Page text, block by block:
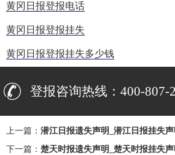
黄冈日报登报电话
黄冈日报登报挂失
黄冈日报登报挂失多少钱
登报咨询热线：400-807-
上一篇： 潜江日报遗失声明_潜江日报挂失声
下一篇： 楚天时报遗失声明_楚天时报挂失声